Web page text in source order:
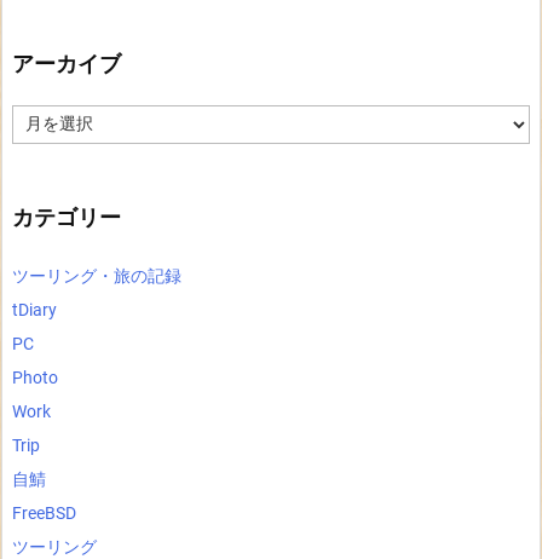
アーカイブ
ー
カテゴリー
ツーリング・旅の記録
tDiary
PC
Photo
Work
Trip
自鯖
FreeBSD
ツーリング